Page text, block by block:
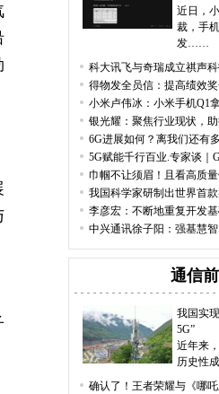
近日，
裁，手
发……
科大讯飞与奇瑞成立祺声
得物发全员信：提高绩效
小米卢伟冰：小米手机Q1
银光耀：聚焦行业现状，
6G进展如何？离我们还有
5G赋能千行百业.专家谈｜
巾帼不让须眉！且看高质
我国科学家研制出世界首
李彦宏：不断地重复开发
中兴通讯徐子阳：强基慧
通信
我国实
5G”
近年来
历史性
确认了！王者荣耀与《哪